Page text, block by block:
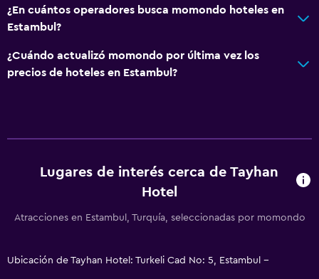
Minimercado en las instalaciones
Servicio de habitaciones
Mostrador de información turística
Acceso con llave
Caja fuerte
General
Vista a punto de interés
¿En cuántos operadores busca momondo hoteles en
Estambul?
¿Cuándo actualizó momondo por última vez los
precios de hoteles en Estambul?
Lugares de interés cerca de Tayhan
Hotel
Atracciones en Estambul, Turquía, seleccionadas por momondo
Ubicación de Tayhan Hotel: Turkeli Cad No: 5, Estambul --